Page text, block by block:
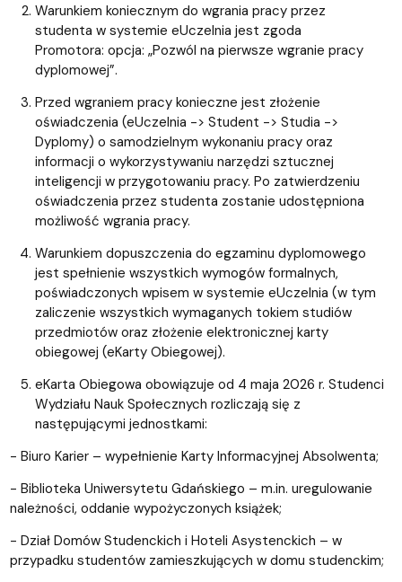
Warunkiem koniecznym do wgrania pracy przez
studenta w systemie eUczelnia jest zgoda
Promotora: opcja: „Pozwól na pierwsze wgranie pracy
dyplomowej”.
Przed wgraniem pracy konieczne jest złożenie
oświadczenia (eUczelnia -> Student -> Studia ->
Dyplomy) o samodzielnym wykonaniu pracy oraz
informacji o wykorzystywaniu narzędzi sztucznej
inteligencji w przygotowaniu pracy. Po zatwierdzeniu
oświadczenia przez studenta zostanie udostępniona
możliwość wgrania pracy.
Warunkiem dopuszczenia do egzaminu dyplomowego
jest spełnienie wszystkich wymogów formalnych,
poświadczonych wpisem w systemie eUczelnia (w tym
zaliczenie wszystkich wymaganych tokiem studiów
przedmiotów oraz złożenie elektronicznej karty
obiegowej (eKarty Obiegowej).
eKarta Obiegowa obowiązuje od 4 maja 2026 r. Studenci
Wydziału Nauk Społecznych rozliczają się z
następującymi jednostkami:
- Biuro Karier – wypełnienie Karty Informacyjnej Absolwenta;
- Biblioteka Uniwersytetu Gdańskiego – m.in. uregulowanie
należności, oddanie wypożyczonych książek;
- Dział Domów Studenckich i Hoteli Asystenckich – w
przypadku studentów zamieszkujących w domu studenckim;